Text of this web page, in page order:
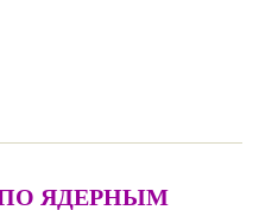
ЯДЕРНЫМ